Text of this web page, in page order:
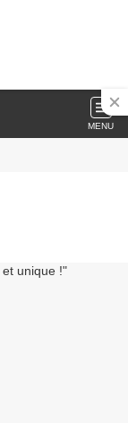
MENU